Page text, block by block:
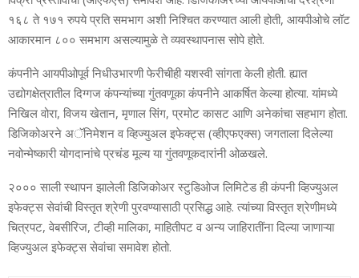
१६८ ते १७१ रुपये प्रति समभाग अशी निश्चित करण्यात आली होती, आयपीओचे लॉट
आकारमान ८०० समभाग असल्यामुळे ते व्यवस्थापनास सोपे होते.
कंपनीने आयपीओपूर्व निधीउभारणी फेरीचीही यशस्वी सांगता केली होती. ह्यात
उद्योगक्षेत्रातील दिग्गज कंपन्यांच्या गुंतवणूका कंपनीने आकर्षित केल्या होत्या. यांमध्ये
निखिल वोरा, विजय खेतान, मृणाल सिंग, प्रमोट कासट आणि अनेकांचा सहभाग होता.
डिजिकोअरने अॅनिमेशन व व्हिज्युअल इफेक्ट्स (व्हीएफएक्स) जगताला दिलेल्या
नवोन्मेष्कारी योगदानांचे प्रचंड मूल्य या गुंतवणूकदारांनी ओळखले.
२००० साली स्थापन झालेली डिजिकोअर स्टुडिओज लिमिटेड ही कंपनी व्हिज्युअल
इफेक्ट्स सेवांची विस्तृत श्रेणी पुरवण्यासाठी प्रसिद्ध आहे. त्यांच्या विस्तृत श्रेणीमध्ये
चित्रपट, वेबसीरिज, टीव्ही मालिका, माहितीपट व अन्य जाहिरातींना दिल्या जाणाऱ्या
व्हिज्युअल इफेक्ट्स सेवांचा समावेश होतो.